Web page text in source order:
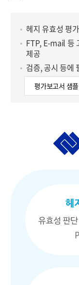
헤지 유효성 평
FTP, E-mail 등
제공
검증, 공시 등에
평가보고서 샘플